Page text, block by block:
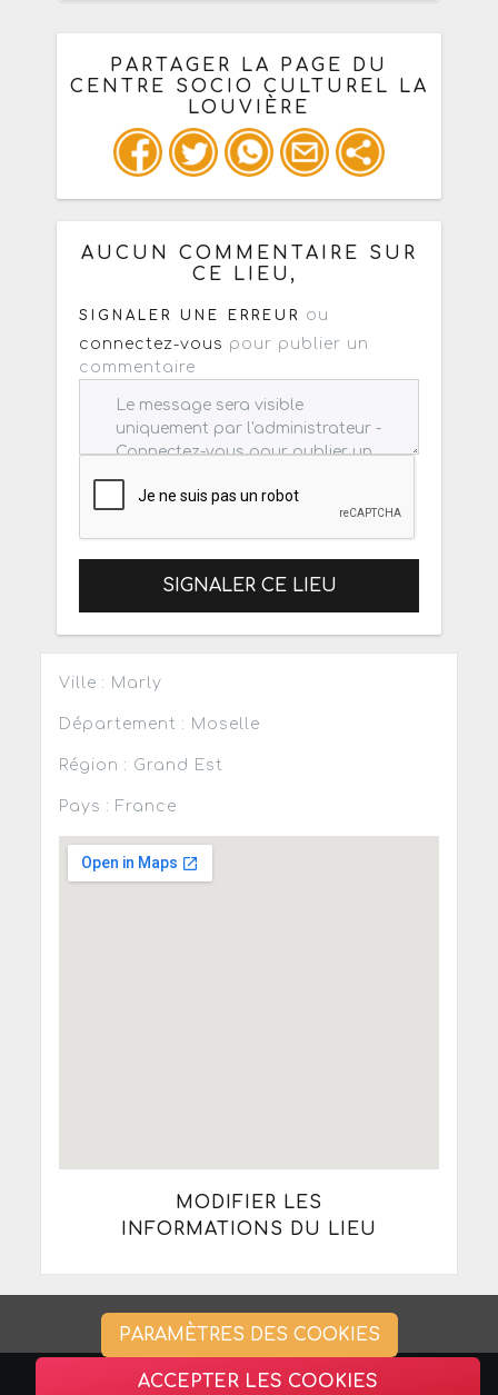
PARTAGER LA PAGE DU
CENTRE SOCIO CULTUREL LA
LOUVIÈRE
Ou copiez les infos ci-dessous pour
un : mail / forum / réseau social
AUCUN COMMENTAIRE SUR
CE LIEU,
SIGNALER UNE ERREUR
ou
connectez-vous pour publier un
commentaire
SIGNALER CE LIEU
Ville : Marly
Département : Moselle
Région : Grand Est
Pays : France
MODIFIER LES
INFORMATIONS DU LIEU
PARAMÈTRES DES COOKIES
ACCEPTER LES COOKIES